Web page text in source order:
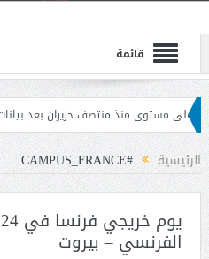
قائمة
بعد بيانات الوظائف الأميركية الضعيفة
الرئيسية #CAMPUS_FRANCE
الفرنسي – بيروت